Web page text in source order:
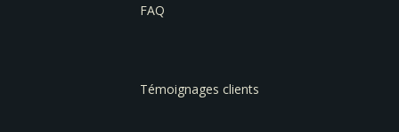
FAQ
Témoignages clients